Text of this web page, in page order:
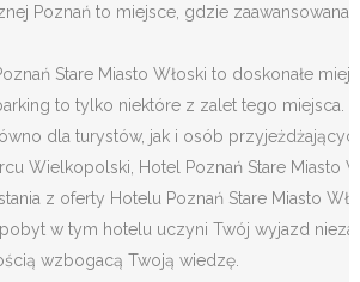
Poznań to miejsce, gdzie
Stare Miasto Włoski to doskonałe
to tylko niektóre z zalet tego miejsca.
dla turystów, jak i osób
Wielkopolski, Hotel Poznań Stare Miasto
z oferty Hotelu Poznań Stare Miasto
w tym hotelu uczyni Twój wyjazd
wzbogacą Twoją wiedzę.